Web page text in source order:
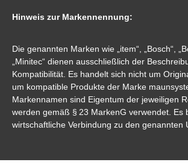
Hinweis zur Markennennung:
Die genannten Marken wie „item“, „Bosch“,
„Minitec“ dienen ausschließlich der
Kompatibilität. Es handelt sich nicht um
um kompatible Produkte der Marke
Markennamen sind Eigentum der jeweiligen
werden gemäß § 23 MarkenG verwendet. Es
wirtschaftliche Verbindung zu den genannten